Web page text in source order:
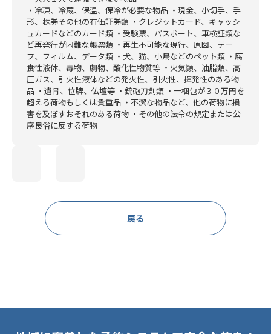
・冷凍、冷蔵、保温、保冷が必要な物品 ・現金、小切手、手
形、株券その他の有価証券類 ・クレジットカード、キャッシ
ュカードなどのカード類 ・受験票、パスポート、車検証類な
ど再発行が困難な帳票類 ・再生不可能な現行、原図、テー
プ、フィルム、データ類 ・犬、猫、小鳥などのペット類 ・腐
食性液体、毒物、劇物、酸化性物質等 ・火気類、油脂類、高
圧ガス、引火性液体などの発火性、引火性、揮発性のある物
品 ・遺骨、位牌、仏壇等 ・銃砲刀剣類 ・一梱包が３０万円を
超える荷物もしくは貴重品 ・不潔な物品など、他の荷物に損
害を及ぼすおそれのある荷物 ・その他の法令の規定または公
序良俗に反する荷物
戻る